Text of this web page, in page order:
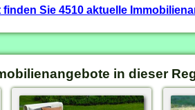
finden Sie 4510 aktuelle
in dieser